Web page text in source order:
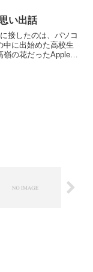
い出話
接したのは、パソコ
中に出始めた高校生
の花だったApple